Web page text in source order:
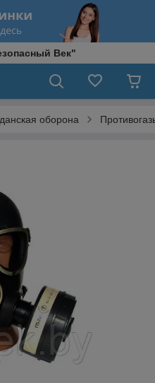
Век"
оборона